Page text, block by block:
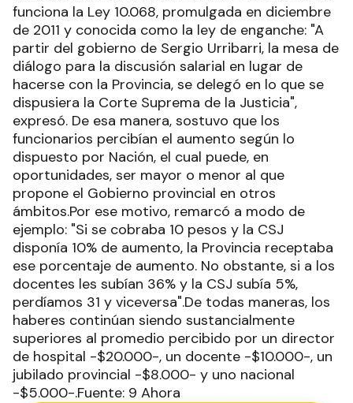
funciona la Ley 10.068, promulgada en diciembre
de 2011 y conocida como la ley de enganche: "A
partir del gobierno de Sergio Urribarri, la mesa de
diálogo para la discusión salarial en lugar de
hacerse con la Provincia, se delegó en lo que se
dispusiera la Corte Suprema de la Justicia",
expresó. De esa manera, sostuvo que los
funcionarios percibían el aumento según lo
dispuesto por Nación, el cual puede, en
oportunidades, ser mayor o menor al que
propone el Gobierno provincial en otros
ámbitos.Por ese motivo, remarcó a modo de
ejemplo: "Si se cobraba 10 pesos y la CSJ
disponía 10% de aumento, la Provincia receptaba
ese porcentaje de aumento. No obstante, si a los
docentes les subían 36% y la CSJ subía 5%,
perdíamos 31 y viceversa".De todas maneras, los
haberes continúan siendo sustancialmente
superiores al promedio percibido por un director
de hospital -$20.000-, un docente -$10.000-, un
jubilado provincial -$8.000- y uno nacional
-$5.000-.Fuente: 9 Ahora